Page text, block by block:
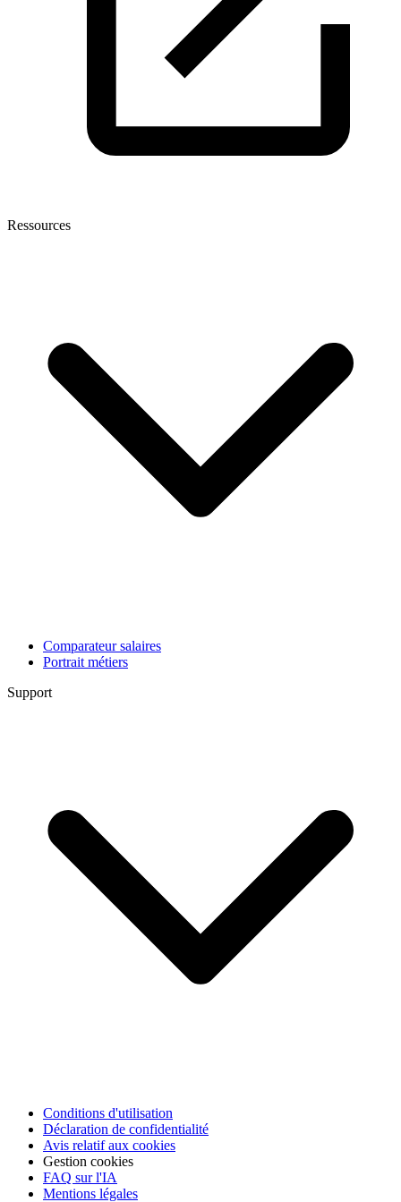
Ressources
Comparateur salaires
Portrait métiers
Support
Conditions d'utilisation
Déclaration de confidentialité
Avis relatif aux cookies
Gestion cookies
FAQ sur l'IA
Mentions légales